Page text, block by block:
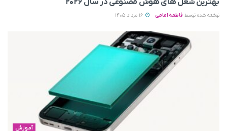
نوشته شده توسط فاطمه امامی
آموزش